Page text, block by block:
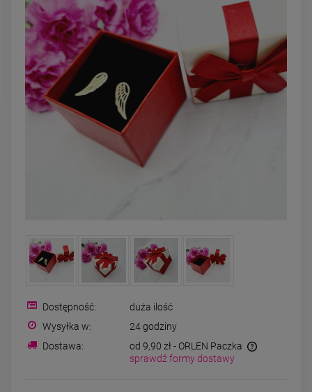
DO KOSZYKA
DO KOSZYKA
CHIRURGICZNA bigiel
koniczynki różowy
kryształek
44,00 zł
kryształek
49,00 zł
Dostępność:
duża ilość
Wysyłka w:
24 godziny
Dostawa:
od 9,90 zł - ORLEN Paczka
sprawdź formy dostawy